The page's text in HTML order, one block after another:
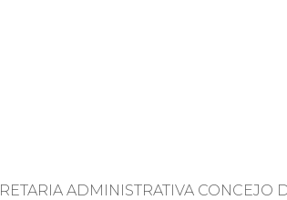
ADMINISTRATIVA CONCEJO